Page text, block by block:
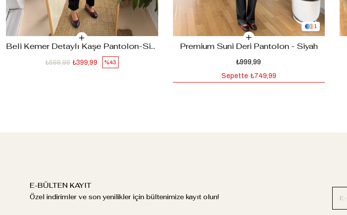
Beli Kemer Detaylı Kaşe Pantolon-Siyah
%43
₺399,99
₺699,99
1
Premium Suni Deri Pantolon - Siyah
₺999,99
Sepette ₺749,99
E-BÜLTEN KAYIT
Özel indirimler ve son yenilikler için bültenimize kayıt olun!